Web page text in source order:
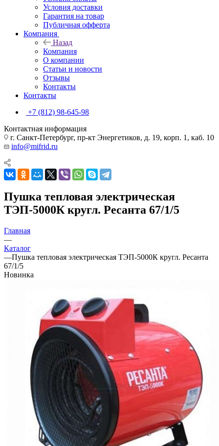
Условия доставки
Гарантия на товар
Публичная офферта
Компания
Назад
Компания
О компании
Статьи и новости
Отзывы
Контакты
Контакты
+7 (812) 98-645-98
Контактная информация
г. Санкт-Петербург, пр-кт Энергетиков, д. 19, корп. 1, каб. 10
info@mifrid.ru
Пушка тепловая электрическая
ТЭП-5000К кругл. Ресанта 67/1/5
Главная
—
Каталог
—Пушка тепловая электрическая ТЭП-5000К кругл. Ресанта
67/1/5
Новинка